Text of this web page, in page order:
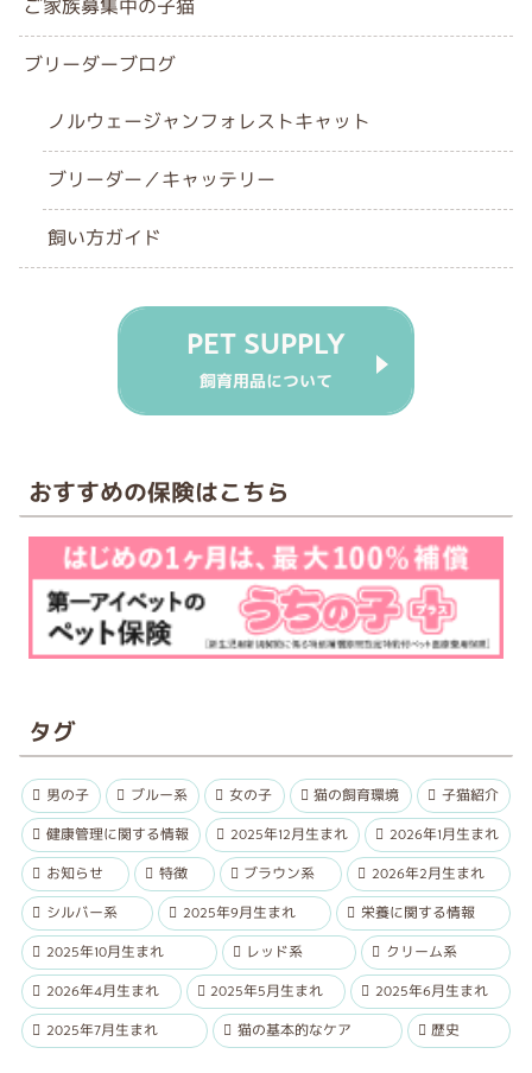
ご家族募集中の子猫
ブリーダーブログ
ノルウェージャンフォレストキャット
ブリーダー／キャッテリー
飼い方ガイド
PET SUPPLY
飼育用品について
おすすめの保険はこちら
タグ
男の子 ブルー系 女の子 猫の飼育環境 子猫紹介
健康管理に関する情報 2025年12月生まれ 2026年1月生まれ
お知らせ 特徴 ブラウン系 2026年2月生まれ
シルバー系 2025年9月生まれ 栄養に関する情報
2025年10月生まれ レッド系 クリーム系
2026年4月生まれ 2025年5月生まれ 2025年6月生まれ
2025年7月生まれ 猫の基本的なケア 歴史